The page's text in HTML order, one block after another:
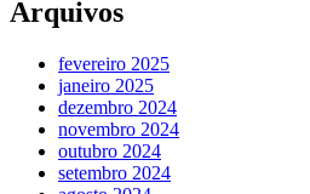
Arquivos
fevereiro 2025
janeiro 2025
dezembro 2024
novembro 2024
outubro 2024
setembro 2024